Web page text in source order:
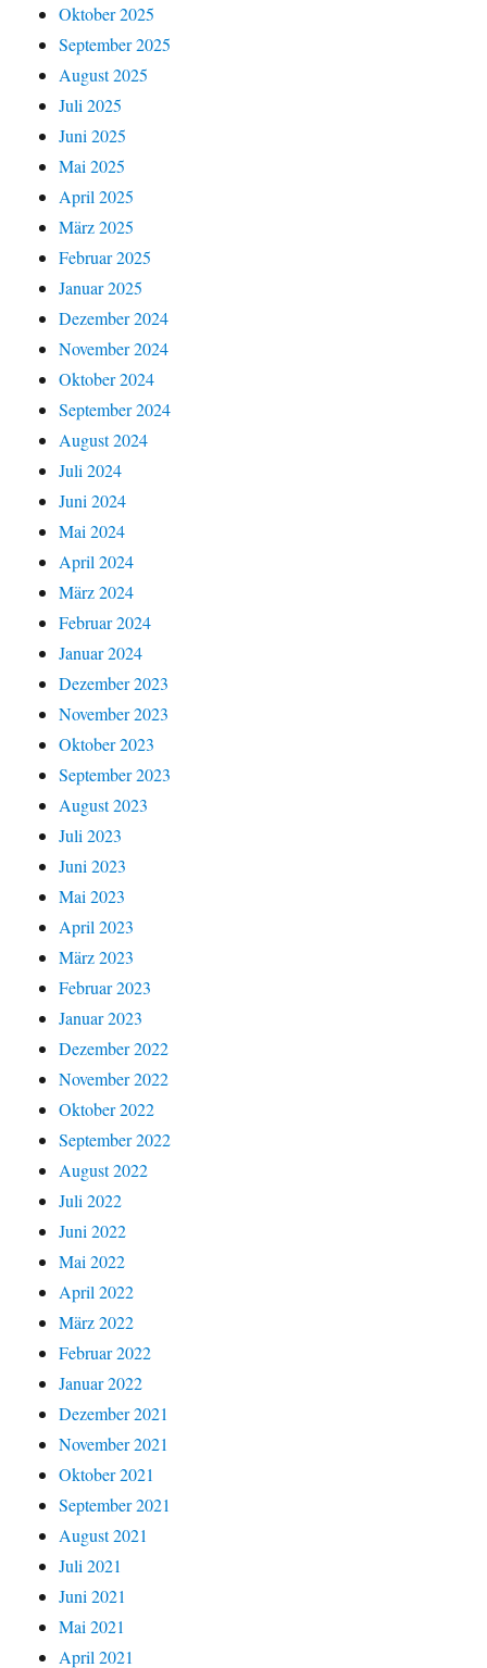
Oktober 2025
September 2025
August 2025
Juli 2025
Juni 2025
Mai 2025
April 2025
März 2025
Februar 2025
Januar 2025
Dezember 2024
November 2024
Oktober 2024
September 2024
August 2024
Juli 2024
Juni 2024
Mai 2024
April 2024
März 2024
Februar 2024
Januar 2024
Dezember 2023
November 2023
Oktober 2023
September 2023
August 2023
Juli 2023
Juni 2023
Mai 2023
April 2023
März 2023
Februar 2023
Januar 2023
Dezember 2022
November 2022
Oktober 2022
September 2022
August 2022
Juli 2022
Juni 2022
Mai 2022
April 2022
März 2022
Februar 2022
Januar 2022
Dezember 2021
November 2021
Oktober 2021
September 2021
August 2021
Juli 2021
Juni 2021
Mai 2021
April 2021